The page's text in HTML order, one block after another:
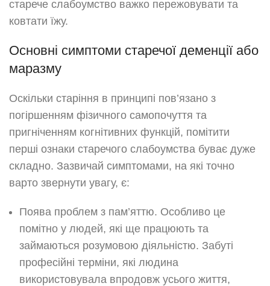
старече слабоумство важко пережовувати та
ковтати їжу.
Основні симптоми старечої деменції або
маразму
Оскільки старіння в принципі пов’язано з
погіршенням фізичного самопочуття та
пригніченням когнітивних функцій, помітити
перші ознаки старечого слабоумства буває дуже
складно. Зазвичай симптомами, на які точно
варто звернути увагу, є:
Поява проблем з пам’яттю. Особливо це
помітно у людей, які ще працюють та
займаються розумовою діяльністю. Забуті
професійні терміни, які людина
використовувала впродовж усього життя,